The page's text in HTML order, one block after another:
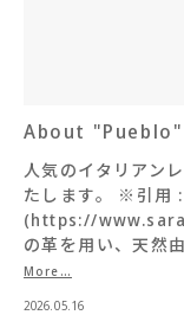
About "Pueblo"
人気のイタリアン
たします。 ※引用
(https://
の革を用い、天然
More…
2026.05.16